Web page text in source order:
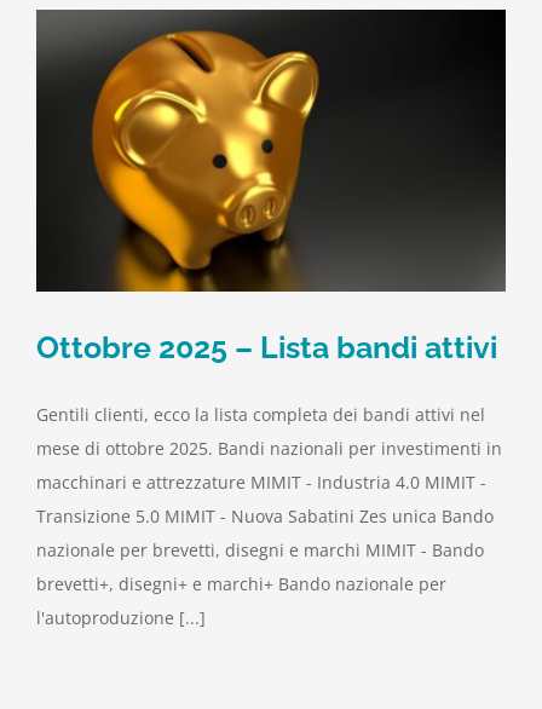
Ottobre 2025 – Lista bandi attivi
Gentili clienti, ecco la lista completa dei bandi attivi nel
mese di ottobre 2025. Bandi nazionali per investimenti in
macchinari e attrezzature MIMIT - Industria 4.0 MIMIT -
Transizione 5.0 MIMIT - Nuova Sabatini Zes unica Bando
nazionale per brevetti, disegni e marchi MIMIT - Bando
brevetti+, disegni+ e marchi+ Bando nazionale per
l'autoproduzione [...]